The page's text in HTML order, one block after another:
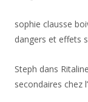
sophie clausse
dangers et effets
Steph dans
secondaires chez